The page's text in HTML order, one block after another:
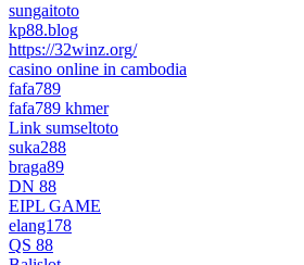
sungaitoto
kp88.blog
https://32winz.org/
casino online in cambodia
fafa789
fafa789 khmer
Link sumseltoto
suka288
braga89
DN 88
EIPL GAME
elang178
QS 88